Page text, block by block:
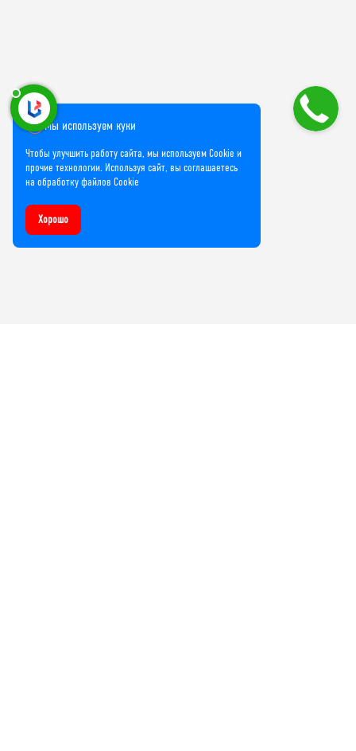
Мы используем куки
Чтобы улучшить работу сайта, мы используем Cookie и
прочие технологии. Используя сайт, вы соглашаетесь
на обработку файлов Cookie
Хорошо